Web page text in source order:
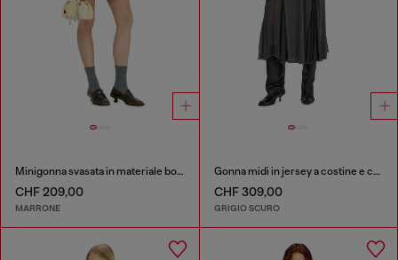
Minigonna svasata in materiale bonded
CHF 209,00
MARRONE
Gonna midi in jersey a costine e chiffon
CHF 309,00
GRIGIO SCURO